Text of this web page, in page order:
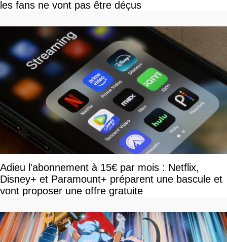
les fans ne vont pas être déçus
Adieu l'abonnement à 15€ par mois : Netflix,
Disney+ et Paramount+ préparent une bascule et
vont proposer une offre gratuite